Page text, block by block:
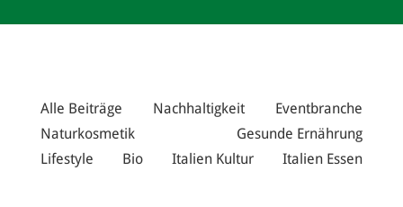
Alle Beiträge Nachhaltigkeit
Eventbranche
Naturkosmetik
Gesunde Ernährung
Lifestyle
Bio Italien Kultur Italien Essen